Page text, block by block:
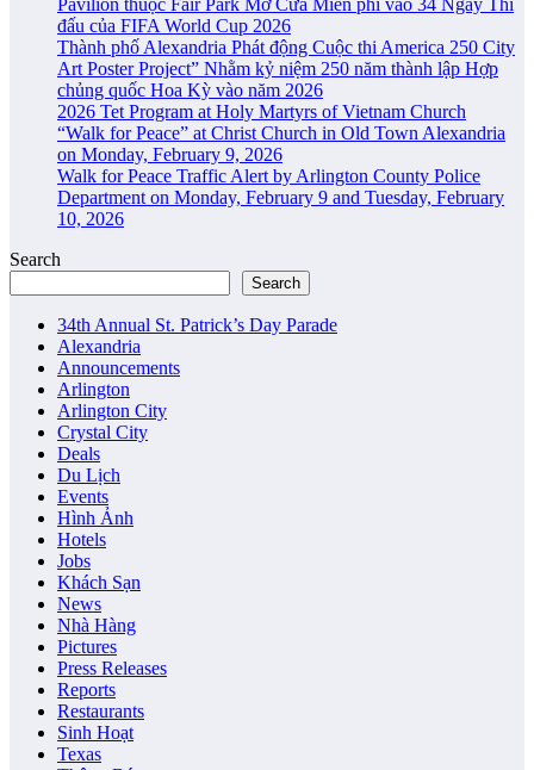
đấu của FIFA World Cup 2026
Thành phố Alexandria Phát động Cuộc thi America 250 City
Art Poster Project” Nhằm kỷ niệm 250 năm thành lập Hợp
chủng quốc Hoa Kỳ vào năm 2026
2026 Tet Program at Holy Martyrs of Vietnam Church
“Walk for Peace” at Christ Church in Old Town Alexandria
on Monday, February 9, 2026
Walk for Peace Traffic Alert by Arlington County Police
Department on Monday, February 9 and Tuesday, February
10, 2026
Search
Search
34th Annual St. Patrick’s Day Parade
Alexandria
Announcements
Arlington
Arlington City
Crystal City
Deals
Du Lịch
Events
Hình Ảnh
Hotels
Jobs
Khách Sạn
News
Nhà Hàng
Pictures
Press Releases
Reports
Restaurants
Sinh Hoạt
Texas